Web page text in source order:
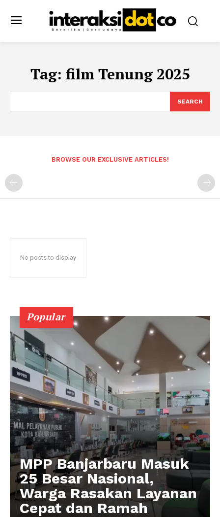
Tag: film Tenung 2025
SEARCH
BROWSE OUR EXCLUSIVE ARTICLES!
No posts to display
Popular
MPP Banjarbaru Masuk
25 Besar Nasional,
Warga Rasakan Layanan
Cepat dan Ramah